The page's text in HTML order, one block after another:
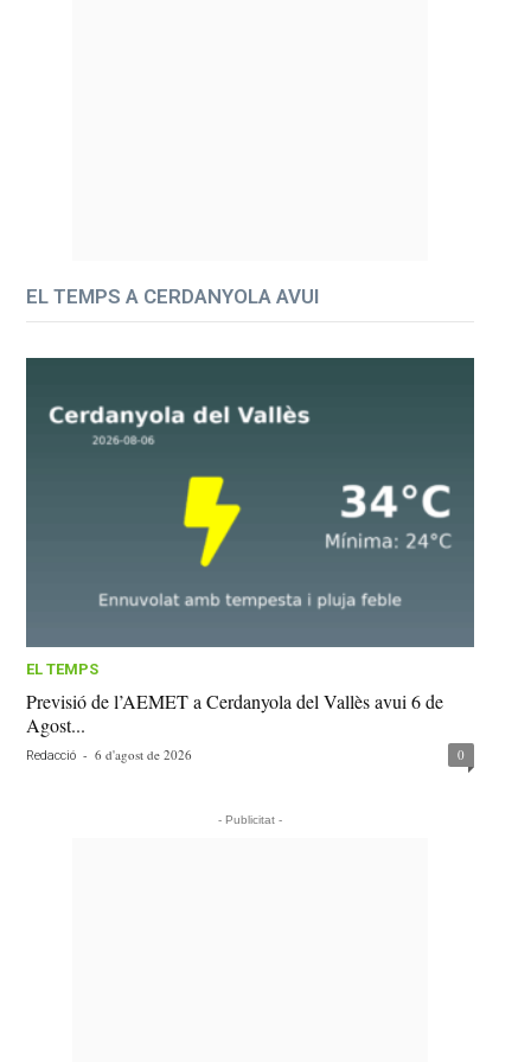
EL TEMPS A CERDANYOLA AVUI
EL TEMPS
Previsió de l’AEMET a Cerdanyola del Vallès avui 6 de
Agost...
Redacció - 6 d'agost de 2026 0
- Publicitat -